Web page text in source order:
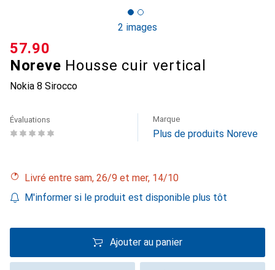
2 images
Noreve Housse cuir vertical
Nokia 8 Sirocco
CHF
57.90
Évaluations Marque
Plus de produits Noreve
Livré entre sam, 26/9 et mer, 14/10
M'informer si le produit est disponible plus tôt
Ajouter au panier